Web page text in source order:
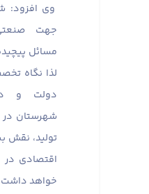
وی افزود:
جهت
مسائل
لذا نگاه
دولت و
شهرستان در
تولید، نقش
اقتصادی
خواهد